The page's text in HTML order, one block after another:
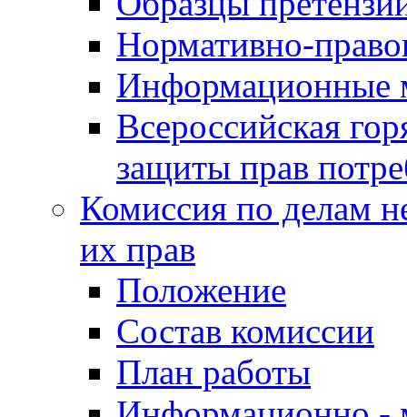
Нормативно-
Информационные
Всероссийская
защиты прав
Комиссия по делам
их прав
Положение
Состав комиссии
План работы